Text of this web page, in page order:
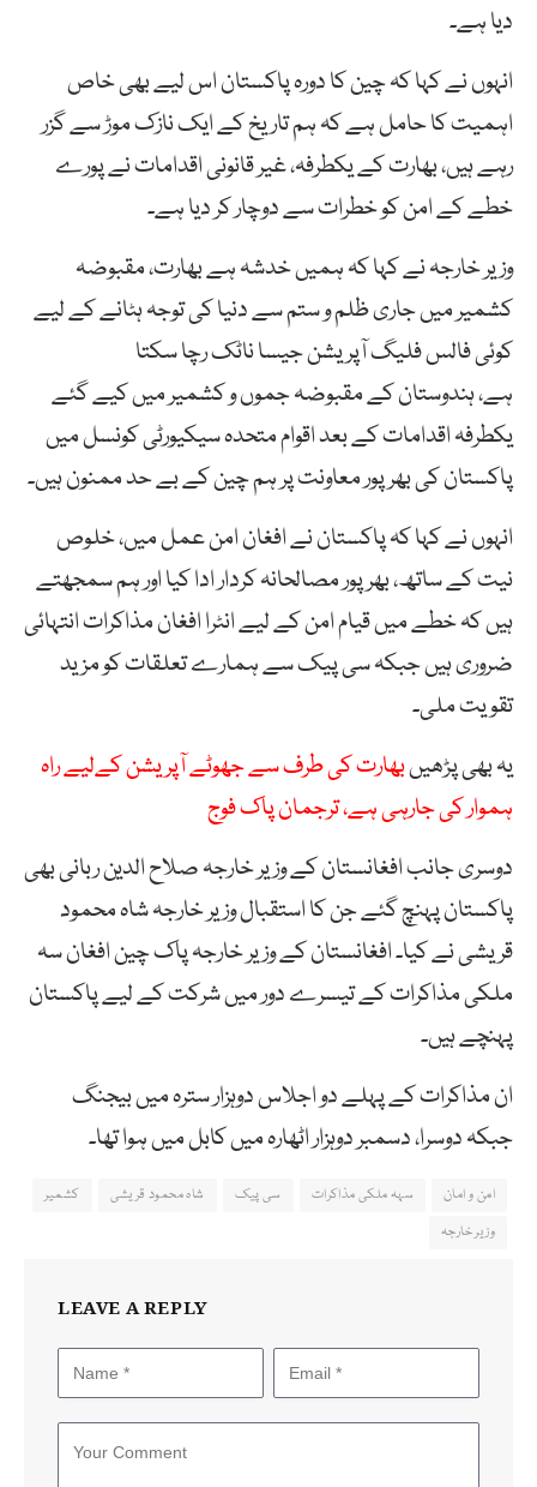
دیا ہے۔
انہوں نے کہا کہ چین کا دورہ پاکستان اس لیے بھی خاص
اہمیت کا حامل ہے کہ ہم تاریخ کے ایک نازک موڑ سے گزر
رہے ہیں، بھارت کے یکطرفہ، غیر قانونی اقدامات نے پورے
خطے کے امن کو خطرات سے دوچار کر دیا ہے۔
وزیر خارجہ نے کہا کہ ہمیں خدشہ ہے بھارت، مقبوضہ
کشمیر میں جاری ظلم و ستم سے دنیا کی توجہ ہٹانے کے لیے
کوئی فالس فلیگ آپریشن جیسا ناٹک رچا سکتا
ہے، ہندوستان کے مقبوضہ جموں و کشمیر میں کیے گئے
یکطرفہ اقدامات کے بعد اقوام متحدہ سیکیورٹی کونسل میں
پاکستان کی بھرپور معاونت پر ہم چین کے بے حد ممنون ہیں۔
انہوں نے کہا کہ پاکستان نے افغان امن عمل میں، خلوص
نیت کے ساتھ، بھرپور مصالحانہ کردار ادا کیا اور ہم سمجھتے
ہیں کہ خطے میں قیام امن کے لیے انٹرا افغان مذاکرات انتہائی
ضروری ہیں جبکہ سی پیک سے ہمارے تعلقات کو مزید
تقویت ملی۔
یہ بھی پڑھیںبھارت کی طرف سے جھوٹے آپریشن کےلیے راہ
ہموار کی جارہی ہے، ترجمان پاک فوج
دوسری جانب افغانستان کے وزیر خارجہ صلاح الدین ربانی بھی
پاکستان پہنچ گئے جن کا استقبال وزیر خارجہ شاہ محمود
قریشی نے کیا۔ افغانستان کے وزیر خارجہ پاک چین افغان سہ
ملکی مذاکرات کے تیسرے دور میں شرکت کے لیے پاکستان
پہنچے ہیں۔
ان مذاکرات کے پہلے دو اجلاس دوہزار سترہ میں بیجنگ
جبکہ دوسرا، دسمبر دوہزار اٹھارہ میں کابل میں ہوا تھا۔
امن و امان سہہ ملکی مذاکرات سی پیک شاہ محمود قریشی
کشمیر
وزیر خارجہ
LEAVE A REPLY